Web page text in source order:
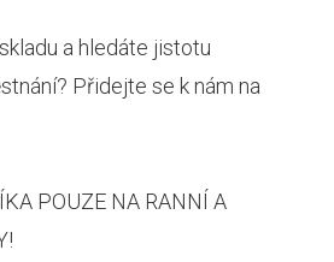
a hledáte jistotu
Přidejte se k nám na
POUZE NA RANNÍ A